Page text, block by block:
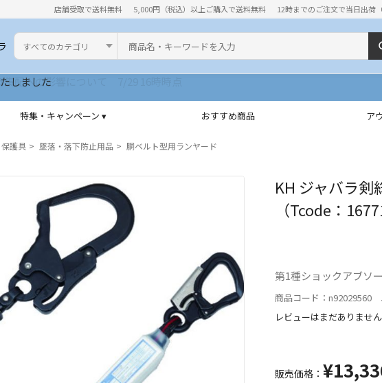
店舗受取で送料無料 5,000円（税込）以上ご購入で送料無料 12時までのご注文で当日出荷（
カテゴリ
検索キーワード
しました
特集・キャンペーン ▾ おすすめ商品 ア
保護具 墜落・落下防止用品 胴ベルト型用ランヤード
KH ジャバラ
（Tcode：
第1種ショックアブソ
商品コード：n92029560
レビューはまだありません
販売価格：